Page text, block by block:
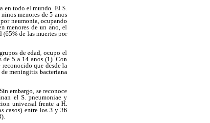
en todo el mundo. El S.
menores de 5 anos
neumonia, ocupando
menores de un ano, el
(65% de las muertes por
de edad, ocupo el
de 5 a 14 anos (1). Con
que desde la
meningitis bacteriana
embargo, se reconoce
el S. pneumoniae y
universal frente a H.
casos) entre los 3 y 36